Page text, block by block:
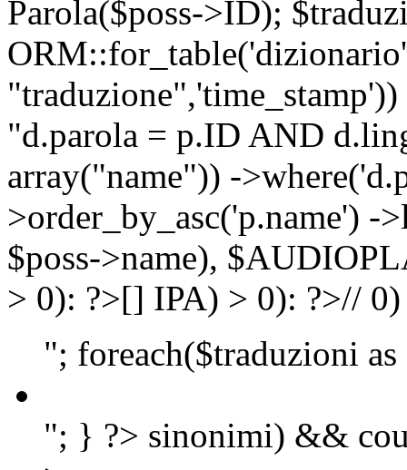
Parola($poss->ID);
"d.parola = p.ID AND
array("name")) -
>order_by_asc('p.name')
$poss->name),
> 0): ?>[] IPA) > 0): ?>//
"; foreach($traduzioni
"; } ?> sinonimi) &&